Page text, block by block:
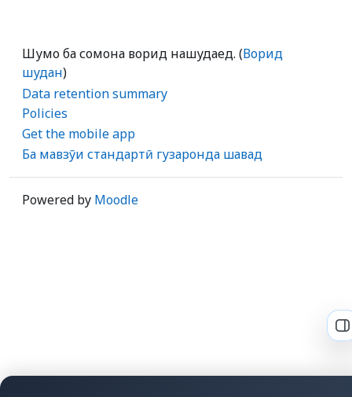
Шумо ба сомона ворид нашудаед. (Ворид
шудан)
Data retention summary
Policies
Get the mobile app
Ба мавзӯи стандартӣ гузаронда шавад
Powered by Moodle